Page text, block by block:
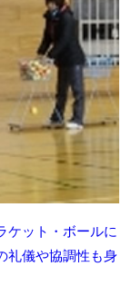
ケット・ボールに
礼儀や協調性も身